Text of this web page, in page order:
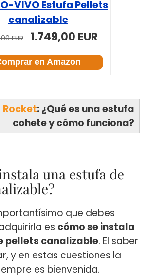
VIVO Estufa Pellets
canalizable
EUR 1.749,00 EUR
en Amazon
Rocket: ¿Qué es una estufa
cohete y cómo funciona?
una estufa de
que debes
es cómo se instala
pellets canalizable. El saber
y en estas cuestiones la
es bienvenida.